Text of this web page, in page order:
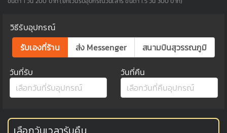
วิธีรับอุปกรณ์
รับเองที่ร้าน
ส่ง Messenger สนามบินสุวรรณภูมิ
วันที่รับ วันที่คืน